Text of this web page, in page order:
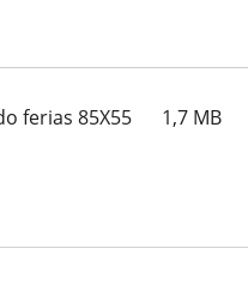
ferias 85X55 1,7 MB